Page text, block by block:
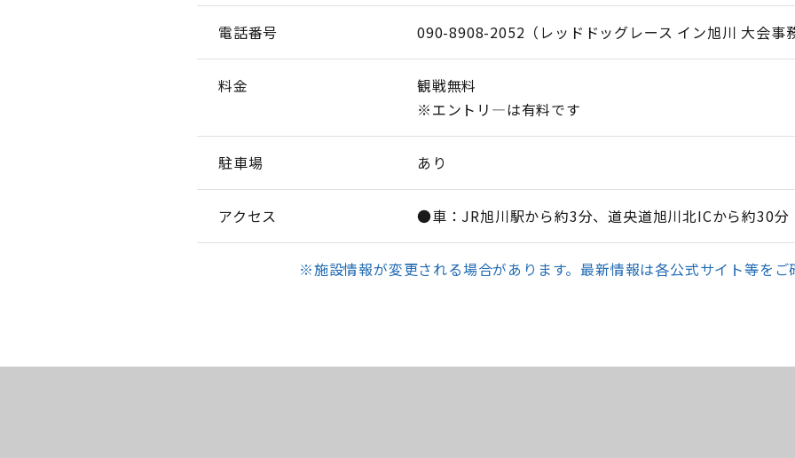
電話番号 090-8908-2052（レッドドッグレース イン旭川 大会事
料金
観戦無料
※エントリ―は有料です
駐車場 あり
アクセス ●車：JR旭川駅から約3分、道央道旭川北ICから約30分
※施設情報が変更される場合があります。最新情報は各公式サイト等をご